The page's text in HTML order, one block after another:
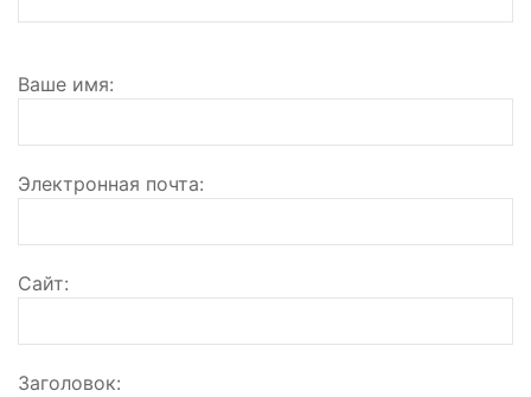
Ваше имя
Электронная почта
Сайт
Заголовок